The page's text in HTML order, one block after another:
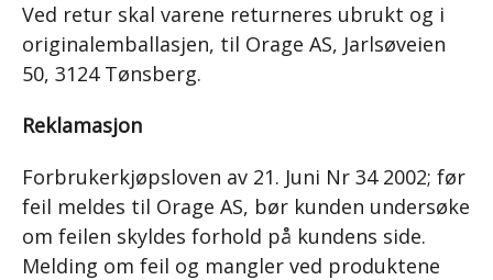
Ved retur skal varene returneres ubrukt og i
originalemballasjen, til Orage AS, Jarlsøveien
50, 3124 Tønsberg.
Reklamasjon
Forbrukerkjøpsloven av 21. Juni Nr 34 2002; før
feil meldes til Orage AS, bør kunden undersøke
om feilen skyldes forhold på kundens side.
Melding om feil og mangler ved produktene